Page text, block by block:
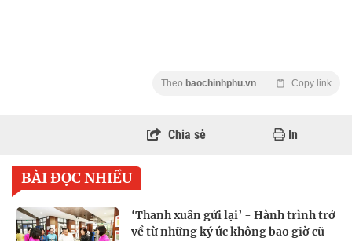
Theo baochinhphu.vn Copy link
Chia sẻ In
BÀI ĐỌC NHIỀU
‘Thanh xuân gửi lại’ - Hành trình trở
về từ những ký ức không bao giờ cũ